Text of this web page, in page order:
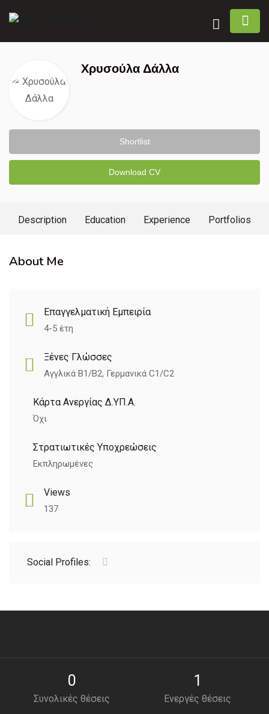
Χρυσούλα Δάλλα
Shortlist
Download CV
Description Education Experience Portfolios
About Me
Επαγγελματική Εμπειρία
4-5 έτη
Ξένες Γλώσσες
Αγγλικά B1/B2, Γερμανικά C1/C2
Κάρτα Ανεργίας Δ.ΥΠ.Α.
Όχι
Στρατιωτικές Υποχρεώσεις
Εκπληρωμένες
Views
137
Social Profiles:
Συνολικές θέσεις
0
Ενεργές θέσεις
1